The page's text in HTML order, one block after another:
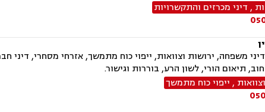
, דיני מכרזים והתקשרויות
משפחה, ירושות וצוואות, ייפוי כוח מתמשך, אזרחי מסחרי, דיני
תיאום הורי, לשון הרע, בוררות וגישור.
, ייפוי כוח מתמשך